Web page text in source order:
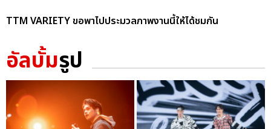
TTM VARIETY ขอพาไปประมวลภาพงานนี้ให้ได้ชมกัน
อัลบั้มรูป